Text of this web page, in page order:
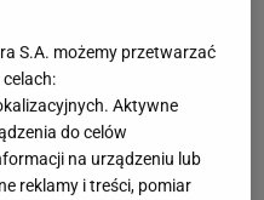
S.A. możemy przetwarzać
Aktywne
do celów
na urządzeniu lub
reklamy i treści, pomiar